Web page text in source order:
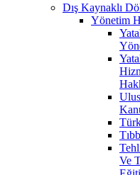
Dış Kaynaklı
Yönetim
Ve